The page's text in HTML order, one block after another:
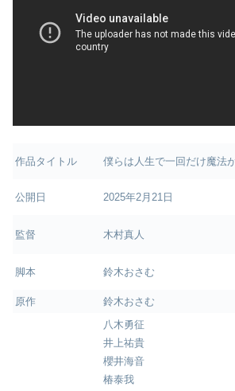
作品タイトル 僕らは人生で一回だけ魔法
公開日 2025年2月21日
監督 木村真人
脚本 鈴木おさむ
原作 鈴木おさむ
八木勇征
井上祐貴
櫻井海音
椿泰我